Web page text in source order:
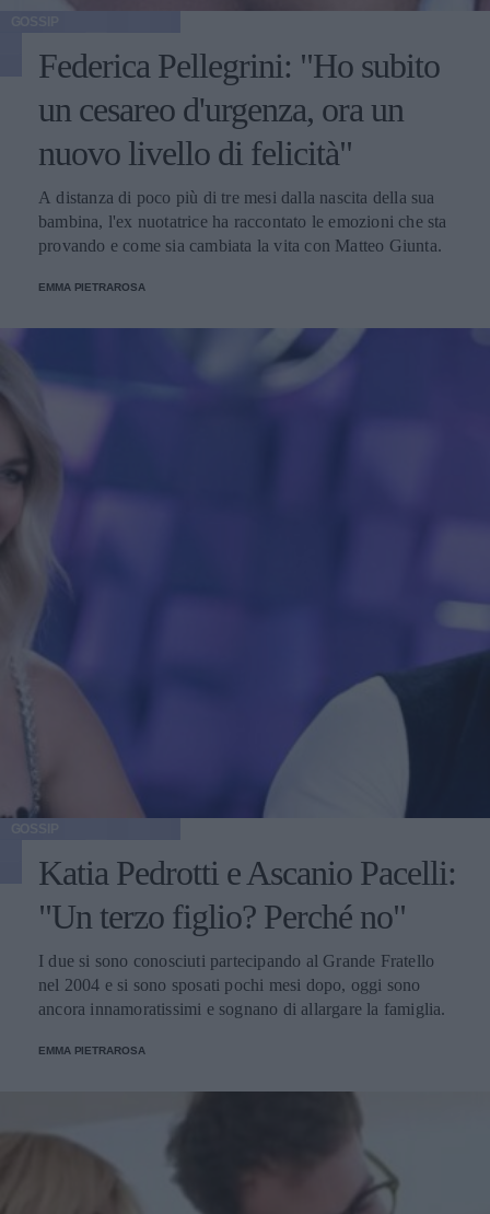
Federica Pellegrini: "Ho subito
un cesareo d'urgenza, ora un
nuovo livello di felicità"
A distanza di poco più di tre mesi dalla nascita della sua
bambina, l'ex nuotatrice ha raccontato le emozioni che sta
provando e come sia cambiata la vita con Matteo Giunta.
EMMA PIETRAROSA
Katia Pedrotti e Ascanio Pacelli:
"Un terzo figlio? Perché no"
I due si sono conosciuti partecipando al Grande Fratello
nel 2004 e si sono sposati pochi mesi dopo, oggi sono
ancora innamoratissimi e sognano di allargare la famiglia.
EMMA PIETRAROSA